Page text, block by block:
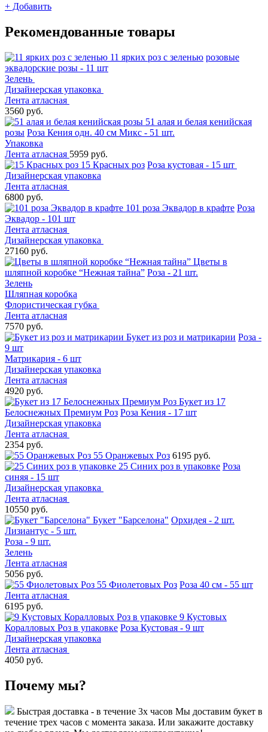
+ Добавить
Рекомендованные товары
11 ярких роз с зеленью розовые
эквадорские розы - 11 шт
Зелень
Дизайнерская упаковка
Лента атласная
3560 руб.
51 алая и белая кенийская
розы Роза Кения одн. 40 см Микс - 51 шт.
Упаковка
Лента атласная 5959 руб.
15 Красных роз Роза кустовая - 15 шт
Дизайнерская упаковка
Лента атласная
6800 руб.
101 роза Эквадор в крафте Роза
Эквадор - 101 шт
Лента атласная
Дизайнерская упаковка
27160 руб.
Цветы в
шляпной коробке “Нежная тайна” Роза - 21 шт.
Зелень
Шляпная коробка
Флористическая губка
Лента атласная
7570 руб.
Букет из роз и матрикарии Роза -
9 шт
Матрикария - 6 шт
Дизайнерская упаковка
Лента атласная
4920 руб.
Букет из 17
Белоснежных Премиум Роз Роза Кения - 17 шт
Дизайнерская упаковка
Лента атласная
2354 руб.
55 Оранжевых Роз 6195 руб.
25 Синих роз в упаковке Роза
синяя - 15 шт
Дизайнерская упаковка
Лента атласная
10550 руб.
Букет "Барселона" Орхидея - 2 шт.
Лизиантус - 5 шт.
Роза - 9 шт.
Зелень
Лента атласная
5056 руб.
55 Фиолетовых Роз Роза 40 см - 55 шт
Лента атласная
6195 руб.
9 Кустовых
Коралловых Роз в упаковке Роза Кустовая - 9 шт
Дизайнерская упаковка
Лента атласная
4050 руб.
Почему мы?
Быстрая доставка - в течение 3х часов Мы доставим букет в
течение трех часов с момента заказа. Или закажите доставку